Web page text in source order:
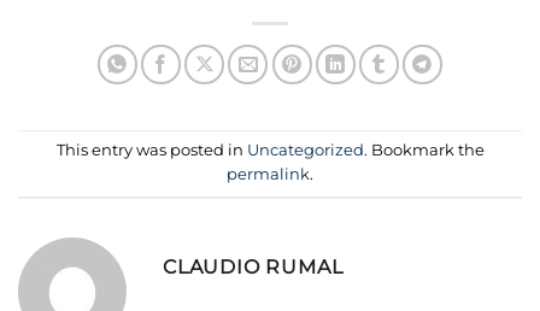
This entry was posted in Uncategorized. Bookmark the
permalink.
CLAUDIO RUMAL